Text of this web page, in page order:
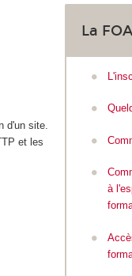
d'un site.
et les
La
à